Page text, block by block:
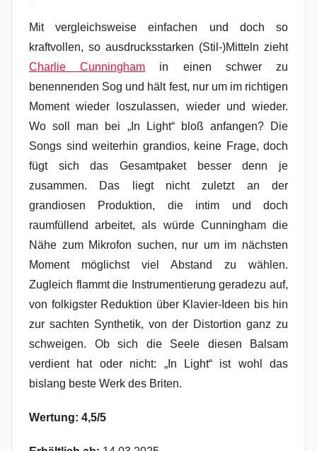
Mit vergleichsweise einfachen und doch so
kraftvollen, so ausdrucksstarken (Stil-)Mitteln zieht
Charlie Cunningham in einen schwer zu
benennenden Sog und hält fest, nur um im richtigen
Moment wieder loszulassen, wieder und wieder.
Wo soll man bei „In Light“ bloß anfangen? Die
Songs sind weiterhin grandios, keine Frage, doch
fügt sich das Gesamtpaket besser denn je
zusammen. Das liegt nicht zuletzt an der
grandiosen Produktion, die intim und doch
raumfüllend arbeitet, als würde Cunningham die
Nähe zum Mikrofon suchen, nur um im nächsten
Moment möglichst viel Abstand zu wählen.
Zugleich flammt die Instrumentierung geradezu auf,
von folkigster Reduktion über Klavier-Ideen bis hin
zur sachten Synthetik, von der Distortion ganz zu
schweigen. Ob sich die Seele diesen Balsam
verdient hat oder nicht: „In Light“ ist wohl das
bislang beste Werk des Briten.
Wertung: 4,5/5